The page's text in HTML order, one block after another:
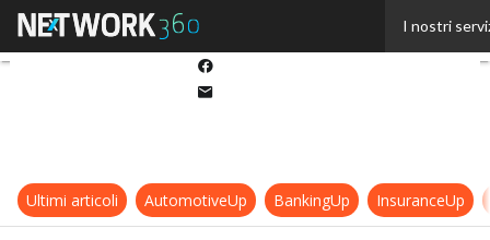
I nostri
Ultimi articoli AutomotiveUp BankingUp InsuranceUp